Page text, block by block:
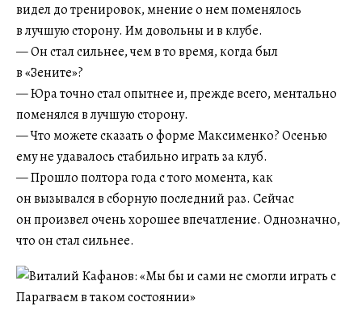
видел до тренировок, мнение о нем поменялось
в лучшую сторону. Им довольны и в клубе.
— Он стал сильнее, чем в то время, когда был
в «Зените»?
— Юра точно стал опытнее и, прежде всего, ментально
поменялся в лучшую сторону.
— Что можете сказать о форме Максименко? Осенью
ему не удавалось стабильно играть за клуб.
— Прошло полтора года с того момента, как
он вызывался в сборную последний раз. Сейчас
он произвел очень хорошее впечатление. Однозначно,
что он стал сильнее.